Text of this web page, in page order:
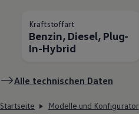
Kraftstoffart
Benzin, Diesel, Plug-
In-Hybrid
Alle technischen Daten
Startseite Modelle und Konfigurator